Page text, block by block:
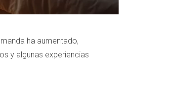
ha aumentado,
y algunas experiencias